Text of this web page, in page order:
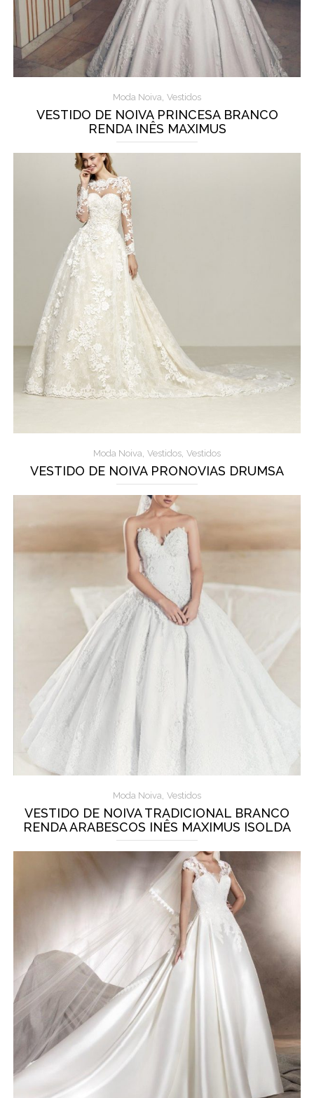
Moda Noiva, Vestidos
VESTIDO DE NOIVA PRINCESA BRANCO
RENDA INÊS MAXIMUS
Moda Noiva, Vestidos, Vestidos
VESTIDO DE NOIVA PRONOVIAS DRUMSA
Moda Noiva, Vestidos
VESTIDO DE NOIVA TRADICIONAL BRANCO
RENDA ARABESCOS INÊS MAXIMUS ISOLDA